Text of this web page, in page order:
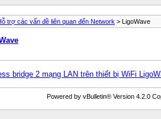
trợ các vấn đề liên quan đến Network > LigoWave
bridge 2 mạng LAN trên thiết bị WiFi
Powered by vBulletin® Version 4.2.0